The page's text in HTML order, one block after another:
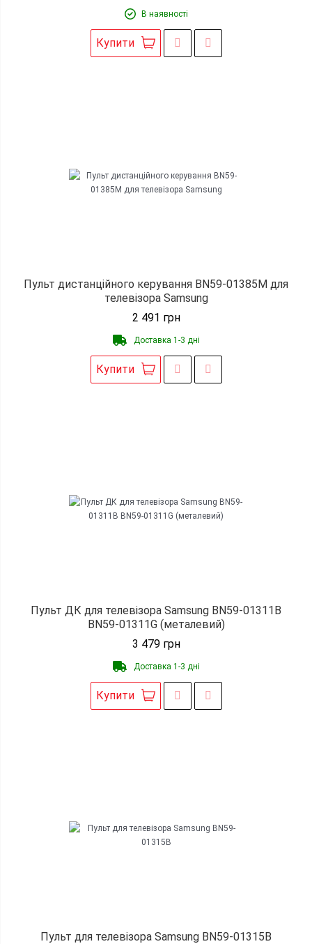
В наявності
Купити
Пульт дистанційного керування BN59-01385M для
телевізора Samsung
2 491 грн
Доставка 1-3 дні
Купити
Пульт ДК для телевізора Samsung BN59-01311B
BN59-01311G (металевий)
3 479грн
Доставка 1-3 дні
Купити
Пульт для телевізора Samsung BN59-01315B